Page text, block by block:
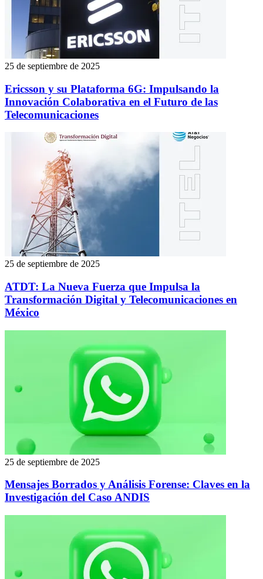
25 de septiembre de 2025
Ericsson y su Plataforma 6G: Impulsando la
Innovación Colaborativa en el Futuro de las
Telecomunicaciones
25 de septiembre de 2025
ATDT: La Nueva Fuerza que Impulsa la
Transformación Digital y Telecomunicaciones en
México
25 de septiembre de 2025
Mensajes Borrados y Análisis Forense: Claves en la
Investigación del Caso ANDIS